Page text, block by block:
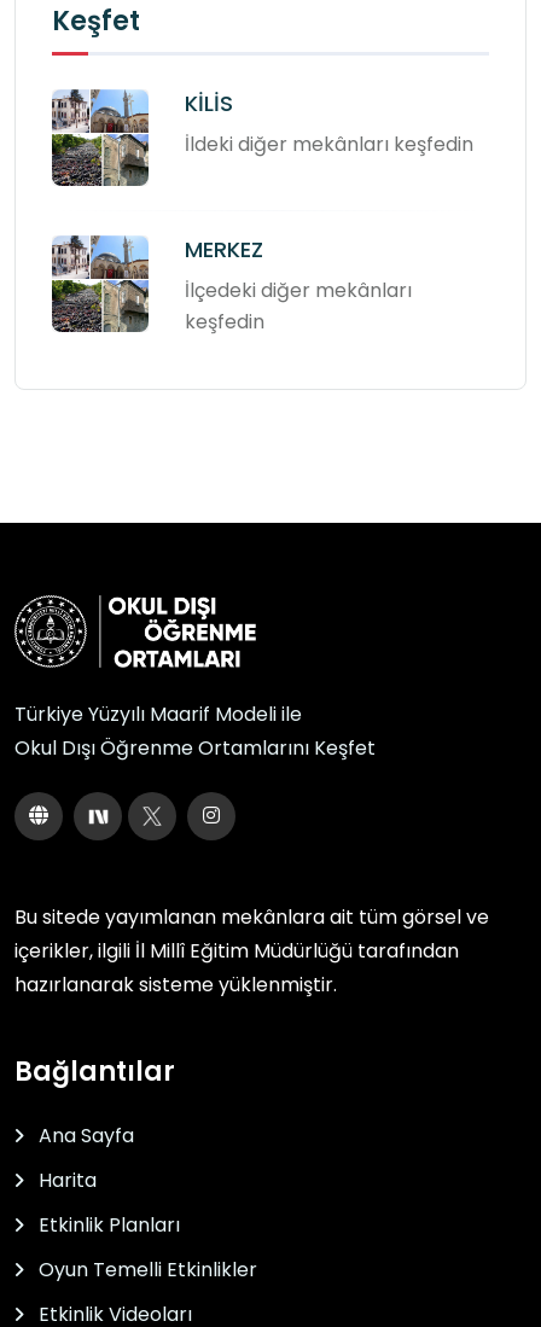
Keşfet
KİLİS
İldeki diğer mekânları keşfedin
MERKEZ
İlçedeki diğer mekânları
keşfedin
Türkiye Yüzyılı Maarif Modeli ile
Okul Dışı Öğrenme Ortamlarını Keşfet
Bu sitede yayımlanan mekânlara ait tüm görsel ve
içerikler, ilgili İl Millî Eğitim Müdürlüğü tarafından
hazırlanarak sisteme yüklenmiştir.
Bağlantılar
Ana Sayfa
Harita
Etkinlik Planları
Oyun Temelli Etkinlikler
Etkinlik Videoları